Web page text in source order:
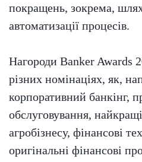
покращень, зокрема,
автоматизації процесів.
Нагороди Banker Awards
різних номінаціях, як,
корпоративний банкінг,
обслуговування,
агробізнесу, фінансові
оригінальні фінансові